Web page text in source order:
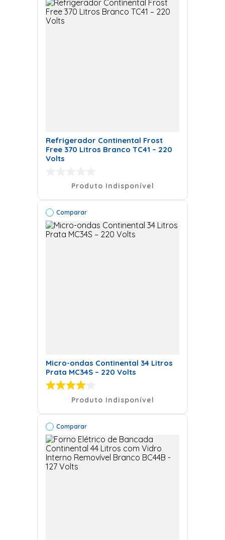
Refrigerador Continental Frost
Free 370 Litros Branco TC41 – 220
Volts
Produto Indisponível
Comparar
Micro-ondas Continental 34 Litros
Prata MC34S – 220 Volts
Produto Indisponível
Comparar